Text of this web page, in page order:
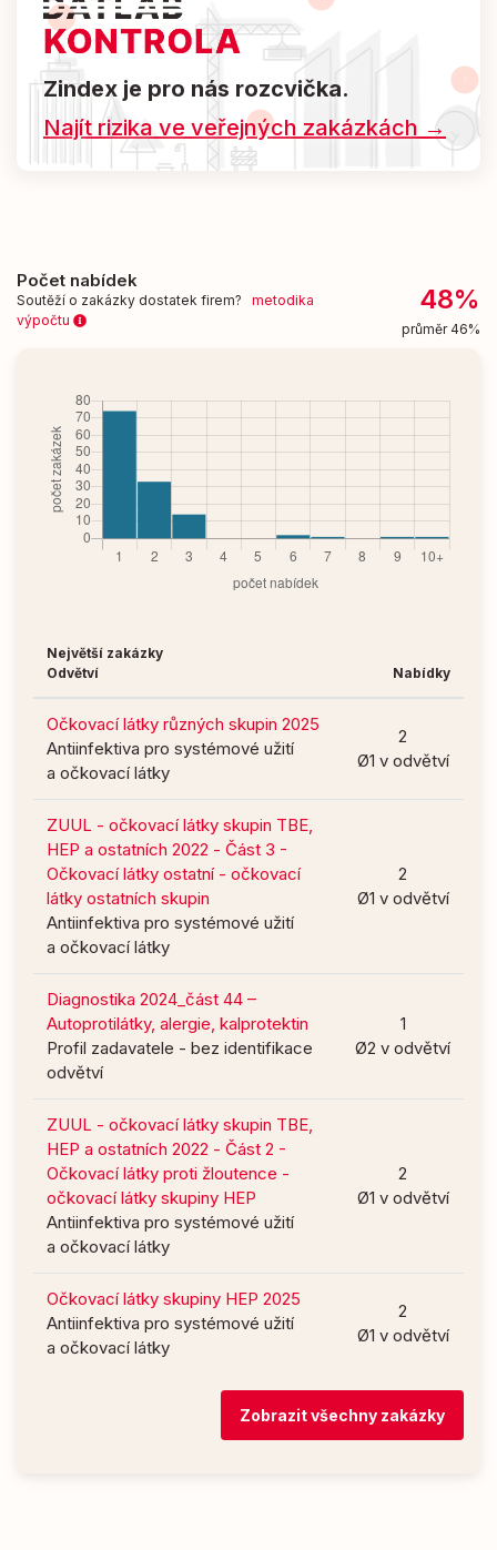
Zindex je pro nás rozcvička.
Najít rizika ve veřejných zakázkách →
Počet nabídek
Soutěží o zakázky dostatek firem? metodika
výpočtu
48%
průměr 46%
Největší zakázky
Odvětví
Nabídky
Očkovací látky různých skupin 2025
Antiinfektiva pro systémové užití
a očkovací látky
2
Ø1 v odvětví
ZUUL - očkovací látky skupin TBE,
HEP a ostatních 2022 - Část 3 -
Očkovací látky ostatní - očkovací
látky ostatních skupin
Antiinfektiva pro systémové užití
a očkovací látky
2
Ø1 v odvětví
Diagnostika 2024_část 44 –
Autoprotilátky, alergie, kalprotektin
Profil zadavatele - bez identifikace
odvětví
1
Ø2 v odvětví
ZUUL - očkovací látky skupin TBE,
HEP a ostatních 2022 - Část 2 -
Očkovací látky proti žloutence -
očkovací látky skupiny HEP
Antiinfektiva pro systémové užití
a očkovací látky
2
Ø1 v odvětví
Očkovací látky skupiny HEP 2025
Antiinfektiva pro systémové užití
a očkovací látky
2
Ø1 v odvětví
Zobrazit všechny zakázky